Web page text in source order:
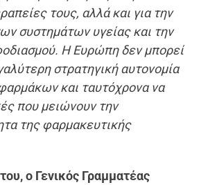
τους, αλλά και για την
συστημάτων υγείας και την
Η Ευρώπη δεν μπορεί
στρατηγική αυτονομία
και ταυτόχρονα να
που μειώνουν την
της φαρμακευτικής
ο Γενικός Γραμματέας